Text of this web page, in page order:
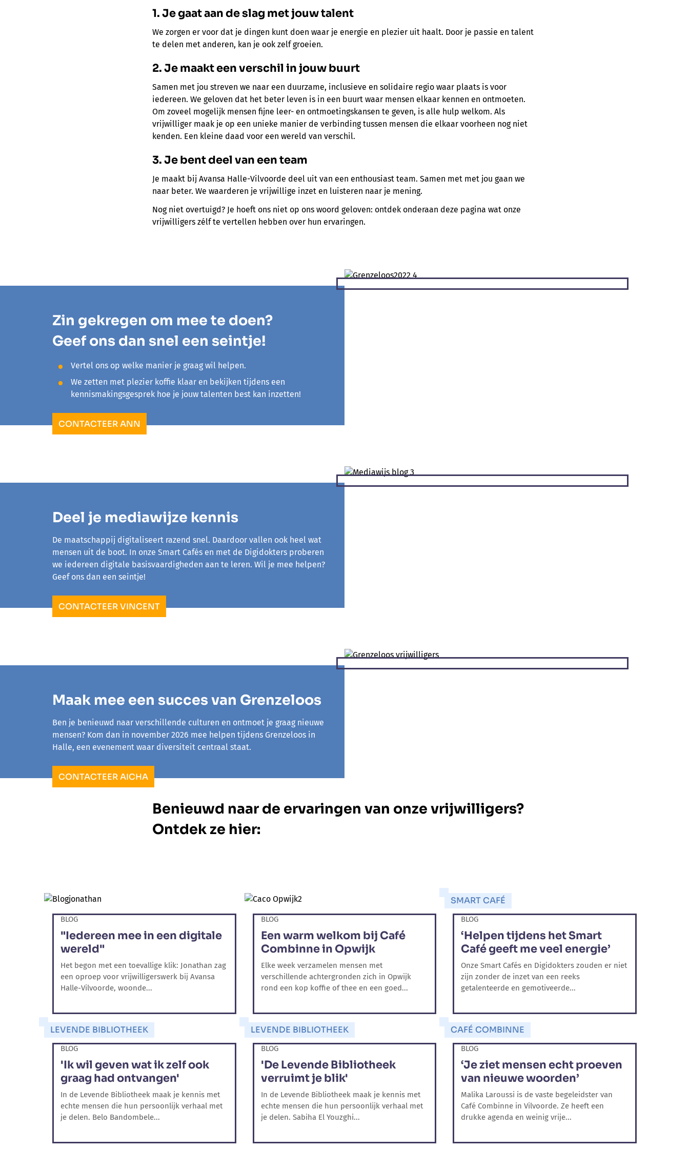
1. Je gaat aan de slag met jouw talent
We zorgen er voor dat je dingen kunt doen waar je energie en plezier uit haalt. Door je passie en talent
te delen met anderen, kan je ook zelf groeien.
2. Je maakt een verschil in jouw buurt
Samen met jou streven we naar een duurzame, inclusieve en solidaire regio waar plaats is voor
iedereen. We geloven dat het beter leven is in een buurt waar mensen elkaar kennen en ontmoeten.
Om zoveel mogelijk mensen fijne leer- en ontmoetingskansen te geven, is alle hulp welkom. Als
vrijwilliger maak je op een unieke manier de verbinding tussen mensen die elkaar voorheen nog niet
kenden. Een kleine daad voor een wereld van verschil.
3. Je bent deel van een team
Je maakt bij Avansa Halle-Vilvoorde deel uit van een enthousiast team. Samen met met jou gaan we
naar beter. We waarderen je vrijwillige inzet en luisteren naar je mening.
Nog niet overtuigd? Je hoeft ons niet op ons woord geloven: ontdek onderaan deze pagina wat onze
vrijwilligers zélf te vertellen hebben over hun ervaringen.
Zin gekregen om mee te doen?
Geef ons dan snel een seintje!
Vertel ons op welke manier je graag wil helpen.
We zetten met plezier koffie klaar en bekijken tijdens een
kennismakingsgesprek hoe je jouw talenten best kan inzetten!
CONTACTEER ANN
Deel je mediawijze kennis
De maatschappij digitaliseert razend snel. Daardoor vallen ook heel wat
mensen uit de boot. In onze Smart Cafés en met de Digidokters proberen
we iedereen digitale basisvaardigheden aan te leren. Wil je mee helpen?
Geef ons dan een seintje!
CONTACTEER VINCENT
Maak mee een succes van Grenzeloos
Ben je benieuwd naar verschillende culturen en ontmoet je graag nieuwe
mensen? Kom dan in november 2026 mee helpen tijdens Grenzeloos in
Halle, een evenement waar diversiteit centraal staat.
CONTACTEER AICHA
Benieuwd naar de ervaringen van onze vrijwilligers?
Ontdek ze hier:
BLOG
"Iedereen mee in een digitale
wereld"
Het begon met een toevallige klik: Jonathan zag
een oproep voor vrijwilligerswerk bij Avansa
Halle-Vilvoorde, woonde...
BLOG
Een warm welkom bij Café
Combinne in Opwijk
Elke week verzamelen mensen met
verschillende achtergronden zich in Opwijk
rond een kop koffie of thee en een goed...
SMART CAFÉ
BLOG
‘Helpen tijdens het Smart
Café geeft me veel energie’
Onze Smart Cafés en Digidokters zouden er niet
zijn zonder de inzet van een reeks
getalenteerde en gemotiveerde...
LEVENDE BIBLIOTHEEK
BLOG
'Ik wil geven wat ik zelf ook
graag had ontvangen'
In de Levende Bibliotheek maak je kennis met
echte mensen die hun persoonlijk verhaal met
je delen. Belo Bandombele...
LEVENDE BIBLIOTHEEK
BLOG
'De Levende Bibliotheek
verruimt je blik'
In de Levende Bibliotheek maak je kennis met
echte mensen die hun persoonlijk verhaal met
je delen. Sabiha El Youzghi...
CAFÉ COMBINNE
BLOG
‘Je ziet mensen echt proeven
van nieuwe woorden’
Malika Laroussi is de vaste begeleidster van
Café Combinne in Vilvoorde. Ze heeft een
drukke agenda en weinig vrije...